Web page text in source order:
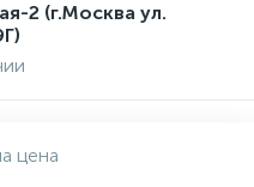
2 (г.Москва ул.
цена